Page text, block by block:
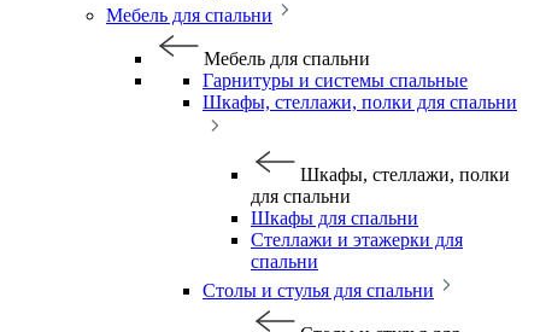
Мебель для спальни
Мебель для спальни
Гарнитуры и системы спальные
Шкафы, стеллажи, полки для спальни
Шкафы, стеллажи, полки
для спальни
Шкафы для спальни
Стеллажи и этажерки для
спальни
Столы и стулья для спальни